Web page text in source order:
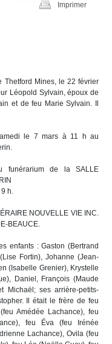
Imprimer
Thetford Mines, le 22 février
Léopold Sylvain, époux de
et de feu Marie Sylvain. Il
le 7 mars à 11 h au
funérarium de la SALLE
h.
NOUVELLE VIE INC.
BEAUCE.
enfants : Gaston (Bertrand
Fortin), Johanne (Jean-
(Isabelle Grenier), Krystelle
Daniel, François (Maude
Michaël; ses arrière-petits-
Il était le frère de feu
Amédée Lachance), feu
feu Éva (feu Irénée
Lachance), Ovila (feu